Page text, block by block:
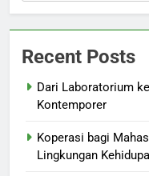
Recent Posts
Dari Laboratorium
Kontemporer
Koperasi bagi
Lingkungan